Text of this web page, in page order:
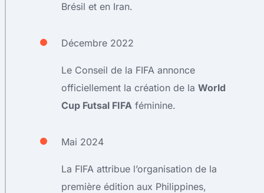
Brésil et en Iran.
Décembre 2022
Le Conseil de la FIFA annonce
officiellement la création de la World
Cup Futsal FIFA féminine.
Mai 2024
La FIFA attribue l’organisation de la
première édition aux Philippines,